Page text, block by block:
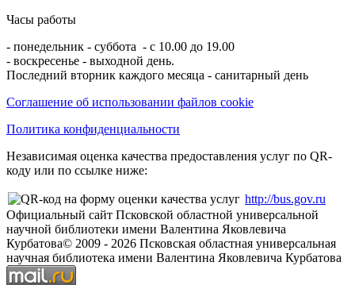
Часы работы
- понедельник - суббота - с 10.00 до 19.00
- воскресенье - выходной день.
Последний вторник каждого месяца - санитарный день
Соглашение об использовании файлов cookie
Политика конфиденциальности
Независимая оценка качества предоставления услуг по QR-
коду или по ссылке ниже:
http://bus.gov.ru
Официальный сайт Псковской областной универсальной
научной библиотеки имени Валентина Яковлевича
Курбатова© 2009 - 2026 Псковская областная универсальная
научная библиотека имени Валентина Яковлевича Курбатова